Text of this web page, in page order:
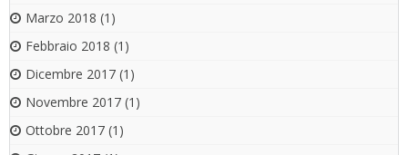
Marzo 2018 (1)
Febbraio 2018 (1)
Dicembre 2017 (1)
Novembre 2017 (1)
Ottobre 2017 (1)